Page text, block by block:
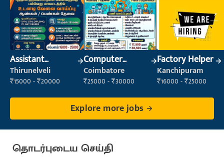
Assistant
Manager
Thirunelveli
₹15000 - ₹20000
Computer
Operator
Coimbatore
₹25000 - ₹30000
Factory Helper
Kanchipuram
₹16000 - ₹25000
Explore more jobs
தொடர்புடைய செய்தி